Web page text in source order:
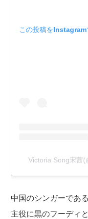
この投稿をInstagram
Victoria Song宋茜
中国のシンガーであ
主役に黒のフーディ